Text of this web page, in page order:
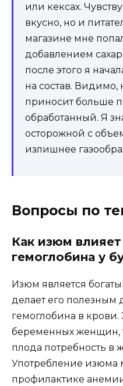
или кексах.
вкусно, но и
магазине мне
добавлением
после этого я
на состав.
приносит больше
обработанный. Я
осторожной с
излишнее
Вопросы по
Как изюм
гемоглобина у
Изюм является
делает его
гемоглобина в
беременных женщин,
плода потребность в
Употребление изюма
профилактике